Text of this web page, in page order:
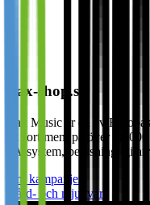
Bax-shop.se
Bax Music är en av
ett sortiment på över 48
PA-system, belysning,
Om kampanjen
Hård- och mjukvara